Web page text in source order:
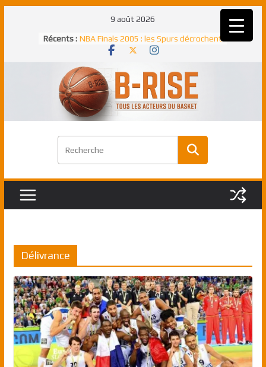
9 août 2026
Récents : NBA Finals 2005 : les Spurs décrochent
un troisième titre NBA, la rude bataille
NBA Finals 2021 : les Bucks et Giannis
Antetokounmpo triomphent, le Greek
Freek élu MVP
Shai Gilgeous-Alexander : son premier
match à plus de 40 points en NBA, le
Pau Gasol dans l’histoire en 2002 :
premier européen sacré Rookie de
Rudy Gobert, deuxième Français élu
Délivrance